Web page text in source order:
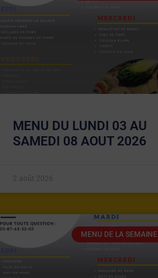
MENU DU LUNDI 03 AU
SAMEDI 08 AOUT 2026
2 août 2026
MENU DE LA SEMAINE